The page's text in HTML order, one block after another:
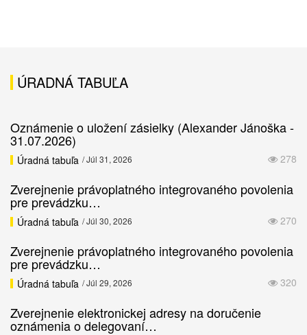
ÚRADNÁ TABUĽA
Oznámenie o uložení zásielky (Alexander Jánoška -
31.07.2026)
278
Úradná tabuľa / Júl 31, 2026
Zverejnenie právoplatného integrovaného povolenia
pre prevádzku…
270
Úradná tabuľa / Júl 30, 2026
Zverejnenie právoplatného integrovaného povolenia
pre prevádzku…
320
Úradná tabuľa / Júl 29, 2026
Zverejnenie elektronickej adresy na doručenie
oznámenia o delegovaní…